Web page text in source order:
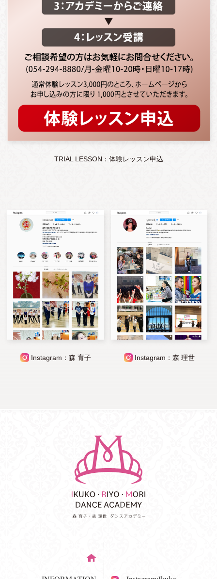
TRIAL LESSON：体験レッスン申込
Instagram：森 育子 Instagram：森 理世